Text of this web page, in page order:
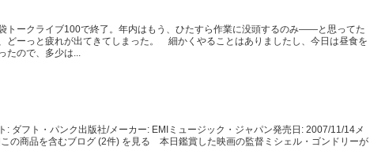
トークライブ100で終了。年内はもう、ひたすら作業に没頭するのみ――と思ってた
どーっと疲れが出てきてしまった。 細かくやることはありましたし、今日は昼食を
たので、多少は...
: ダフト・パンク出版社/メーカー: EMIミュージック・ジャパン発売日: 2007/11/14メ
の商品を含むブログ (2件) を見る 本日鑑賞した映画の監督ミシェル・ゴンドリーが